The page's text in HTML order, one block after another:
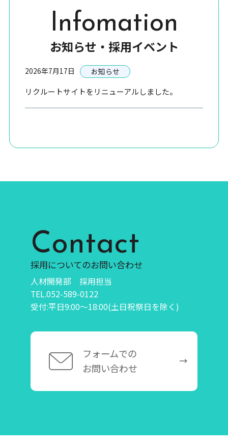
Infomation
お知らせ・採用イベント
2026年7月17日 お知らせ
リクルートサイトをリニューアルしました。
Contact
採用についてのお問い合わせ
人材開発部 採用担当
TEL.052-589-0122
受付:平日9:00～18:00(土日祝祭日を除く)
フォームでの
お問い合わせ